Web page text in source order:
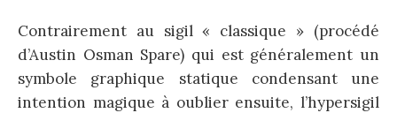
Contrairement au sigil « classique » (procédé
d’Austin Osman Spare) qui est généralement un
symbole graphique statique condensant une
intention magique à oublier ensuite, l’hypersigil